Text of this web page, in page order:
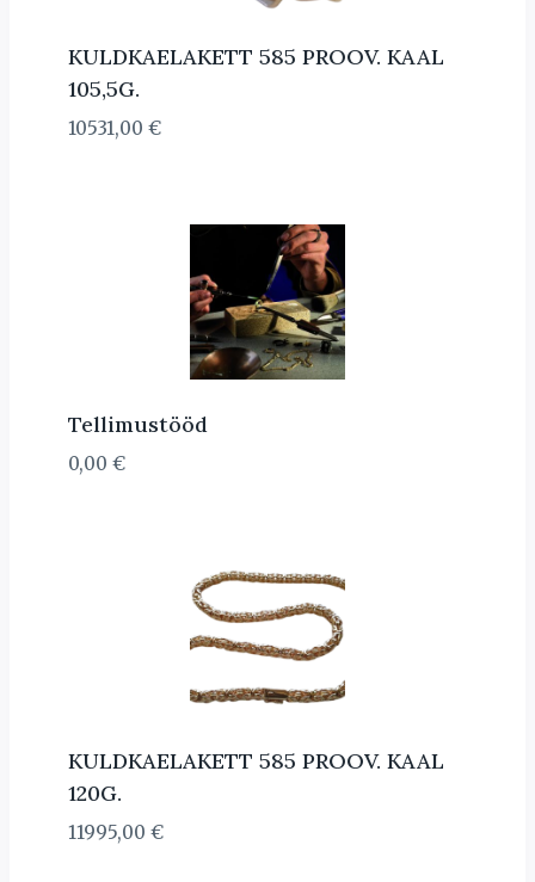
KULDKAELAKETT 585 PROOV. KAAL
105,5G.
10531,00 €
Tellimustööd
0,00 €
KULDKAELAKETT 585 PROOV. KAAL
120G.
11995,00 €